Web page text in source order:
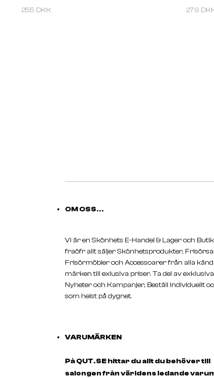
255 DKK
279
OM OSS...
Vi är en Skönhets E-Handel & Lager och
fraöfr allt säljer Skönhetsprodukter,
Frisörmöbler och Accessoarer från alla
märken till exlusiva priser. Ta del av exklusiva
Nyheter och Kampanjer, Beställ individuellt
som helst på dygnet.
VARUMÄRKEN
På QUT.SE hittar du allt du behöver till
salongen från världens ledande